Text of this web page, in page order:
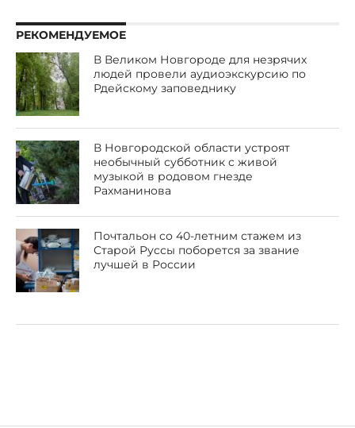
РЕКОМЕНДУЕМОЕ
В Великом Новгороде для незрячих
людей провели аудиоэкскурсию по
Рдейскому заповеднику
В Новгородской области устроят
необычный субботник с живой
музыкой в родовом гнезде
Рахманинова
Почтальон со 40-летним стажем из
Старой Руссы поборется за звание
лучшей в России